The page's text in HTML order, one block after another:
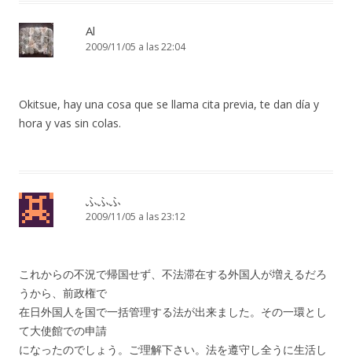
Al
2009/11/05 a las 22:04
Okitsue, hay una cosa que se llama cita previa, te dan día y
hora y vas sin colas.
ふふふ
2009/11/05 a las 23:12
これからの不況で帰国せず、不法滞在する外国人が増えるだろ
うから、前政権で
在日外国人を国で一括管理する法が出来ました。その一環とし
て大使館での申請
になったのでしょう。ご理解下さい。法を遵守し全うに生活し